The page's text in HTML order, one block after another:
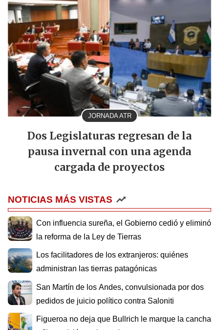
JORNADA ATR
Dos Legislaturas regresan de la
pausa invernal con una agenda
cargada de proyectos
NOTICIAS MÁS VISTAS
Con influencia sureña, el Gobierno cedió y eliminó
la reforma de la Ley de Tierras
Los facilitadores de los extranjeros: quiénes
administran las tierras patagónicas
San Martín de los Andes, convulsionada por dos
pedidos de juicio político contra Saloniti
Figueroa no deja que Bullrich le marque la cancha